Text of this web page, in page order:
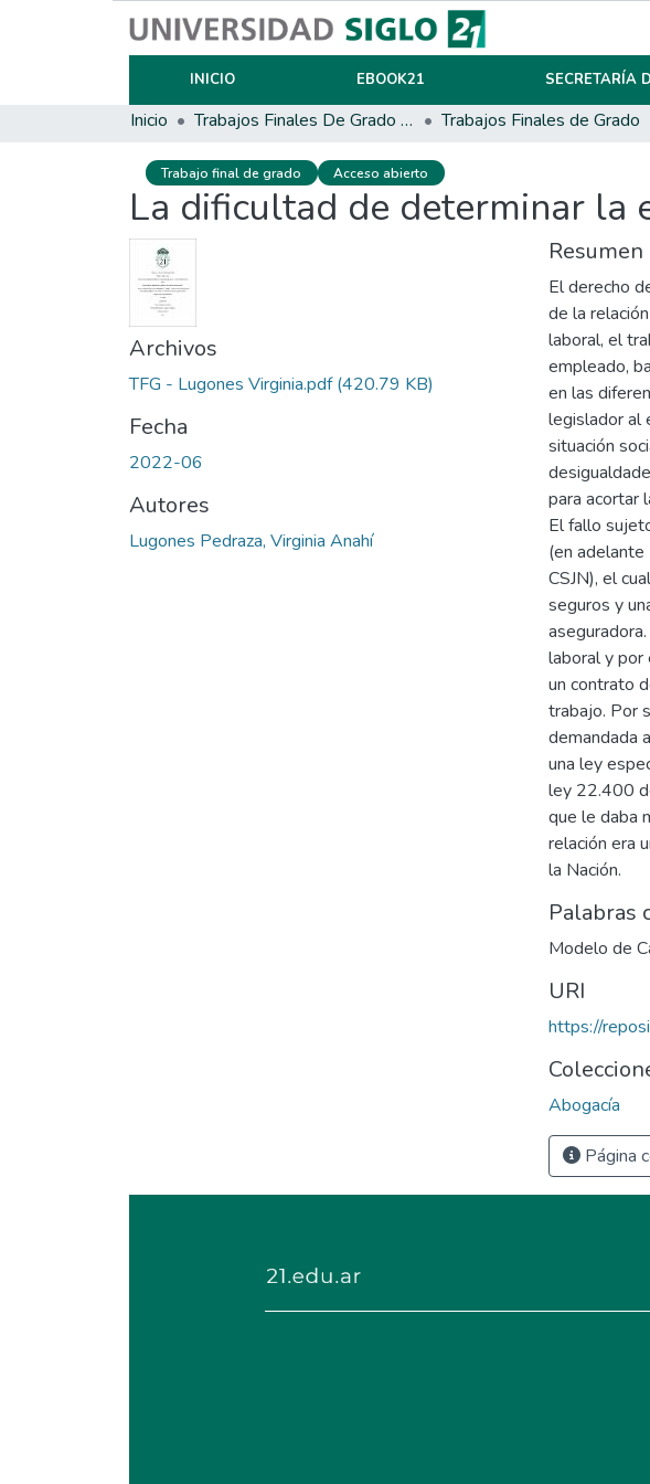
INICIO EBOOK21 SECRETARÍA
Inicio Trabajos Finales De Grado Y Posgrado Trabajos Finales de Grado
Trabajo final de grado Acceso abierto
La dificultad de determinar la
Archivos
TFG - Lugones Virginia.pdf(420.79 KB)
Fecha
2022-06
Autores
Lugones Pedraza, Virginia Anahí
Resumen
El derecho
de la relación
laboral, el
empleado,
en las
legislador al
situación
para acortar
El fallo
(en adelante
CSJN), el
seguros y
laboral y por
un contrato
trabajo. Por
demandada
una ley
ley 22.400
que le daba
relación era
la Nación.
Palabras
Modelo de
URI
https://
Abogacía
Página